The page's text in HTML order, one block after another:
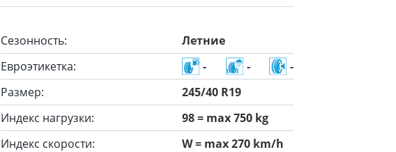
Сезонность:
Летние
Евроэтикетка:
- -
-
Размер:
245/40 R19
Индекс нагрузки:
98 = max 750 kg
Индекс скорости:
W = max 270 km/h